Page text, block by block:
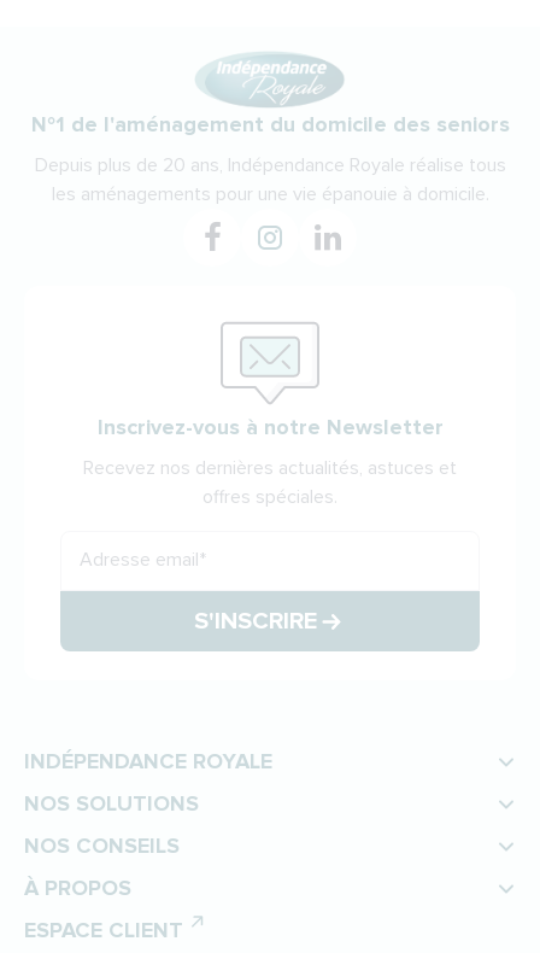
N°1 de l'aménagement du domicile des seniors
Depuis plus de 20 ans, Indépendance Royale réalise tous
les aménagements pour une vie épanouie à domicile.
Inscrivez-vous à notre Newsletter
Recevez nos dernières actualités, astuces et
offres spéciales.
Adresse email*
S'INSCRIRE
INDÉPENDANCE ROYALE
NOS SOLUTIONS
NOS CONSEILS
À PROPOS
ESPACE CLIENT